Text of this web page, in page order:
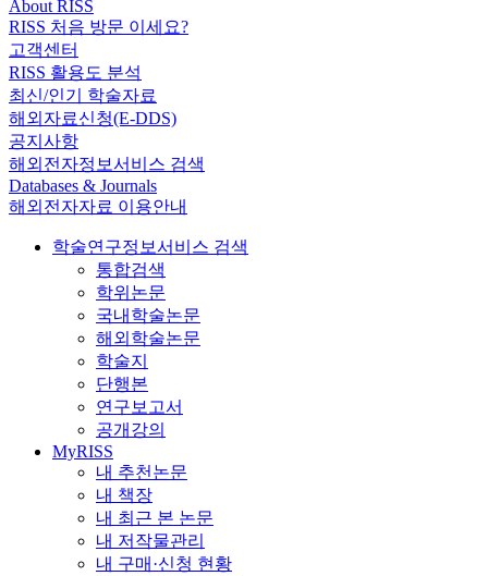
About RISS
RISS 처음 방문 이세요?
고객센터
RISS 활용도 분석
최신/인기 학술자료
해외자료신청(E-DDS)
공지사항
해외전자정보서비스 검색
Databases & Journals
해외전자자료 이용안내
학술연구정보서비스 검색
통합검색
학위논문
국내학술논문
해외학술논문
학술지
단행본
연구보고서
공개강의
MyRISS
내 추천논문
내 책장
내 최근 본 논문
내 저작물관리
내 구매·신청 현황